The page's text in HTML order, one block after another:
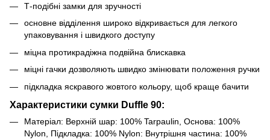
Т-подібні замки для зручності
основне відділення широко відкривається для легкого
упаковування і швидкого доступу
міцна протикрадіжна подвійна блискавка
міцні гачки дозволяють швидко змінювати положення ручки
підкладка яскравого жовтого кольору, щоб краще бачити
Характеристики сумки Duffle 90:
Матеріал: Верхній шар: 100% Tarpaulin, Основа: 100%
Nylon, Підкладка: 100% Nylon: Внутрішня частина: 100%